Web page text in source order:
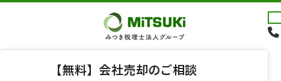
【無料】会社売却のご相談